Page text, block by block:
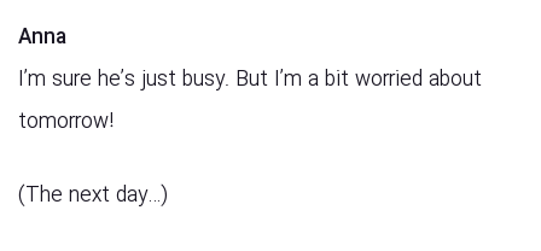
Anna
I’m sure he’s just busy. But I’m a bit worried about
tomorrow!
(The next day…)